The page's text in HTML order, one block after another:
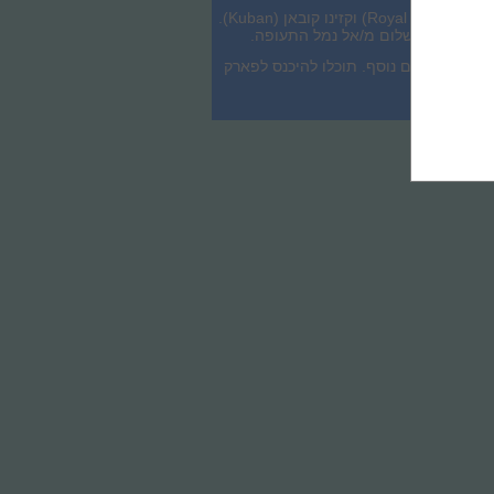
נקודות העניין הפופולריות בסביבה כוללות את פארק מים אקשן (Action AquaPark), קניון רויאל ביץ' (Royal Beach) וקזינו קובאן (Kuban).
קונספט ’הכל כלול’ תקף במתחם של מקום האירוח. הברים והמסעדה בפארק המים Action Aqua הם בתשלום נוסף. תוכלו להיכנס לפארק